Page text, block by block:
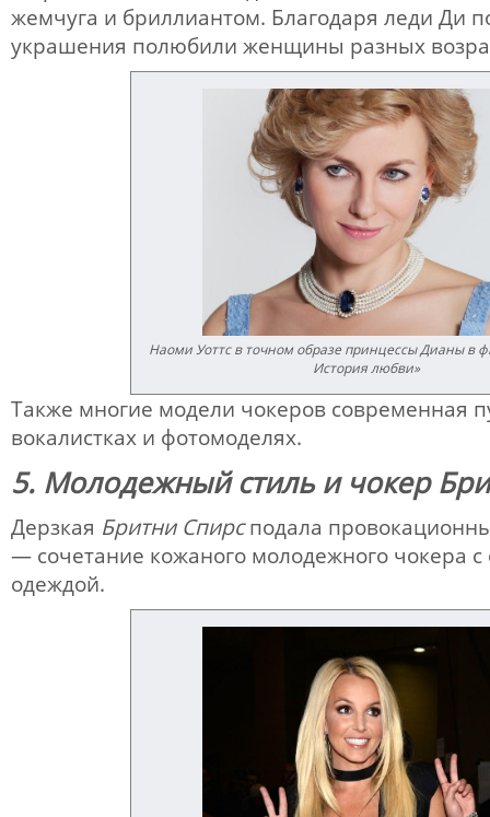
жемчуга и бриллиантом. Благодаря леди Ди
украшения полюбили женщины разных
Наоми Уоттс в точном образе принцессы Дианы в
История любви»
Также многие модели чокеров современная
вокалистках и фотомоделях.
5. Молодежный стиль и чокер
Дерзкая Бритни Спирсподала
— сочетание кожаного молодежного чокера
одеждой.